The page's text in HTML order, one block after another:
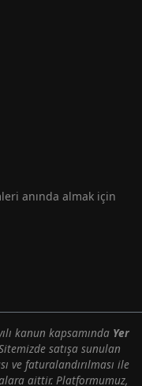
anında almak için
kanun kapsamında Yer
satışa sunulan
ve faturalandırılması ile
aittir. Platformumuz,